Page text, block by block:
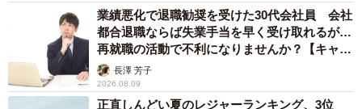
業績悪化で退職勧奨を受けた30代会社員 会社
都合退職ならば失業手当を早く受け取れるが…
再就職の活動で不利になりませんか？【キャリ
アカウンセラーが解説】
長澤 芳子
2026.08.09
正直しんどい夏のレジャーランキング、3位